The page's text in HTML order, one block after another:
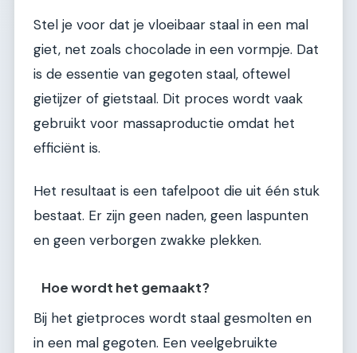
Stel je voor dat je vloeibaar staal in een mal
giet, net zoals chocolade in een vormpje. Dat
is de essentie van gegoten staal, oftewel
gietijzer of gietstaal. Dit proces wordt vaak
gebruikt voor massaproductie omdat het
efficiënt is.
Het resultaat is een tafelpoot die uit één stuk
bestaat. Er zijn geen naden, geen laspunten
en geen verborgen zwakke plekken.
Hoe wordt het gemaakt?
Bij het gietproces wordt staal gesmolten en
in een mal gegoten. Een veelgebruikte